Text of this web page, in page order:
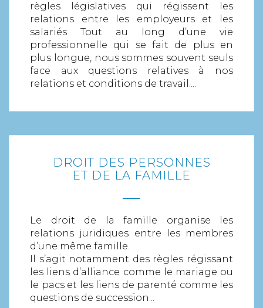
règles législatives qui régissent les
relations entre les employeurs et les
salariés Tout au long d’une vie
professionnelle qui se fait de plus en
plus longue, nous sommes souvent seuls
face aux questions relatives à nos
relations et conditions de travail....
EN SAVOIR PLUS
DROIT DES PERSONNES
ET DE LA FAMILLE
Le droit de la famille organise les
relations juridiques entre les membres
d’une même famille.
Il s’agit notamment des règles régissant
les liens d’alliance comme le mariage ou
le pacs et les liens de parenté comme les
questions de succession...